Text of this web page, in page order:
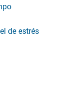
de estrés